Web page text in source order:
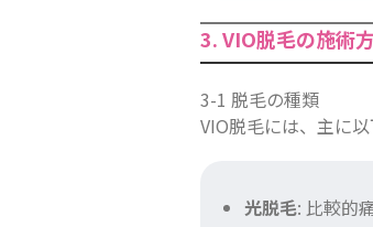
3. VIO脱毛の施術
3-1 脱毛の種類
VIO脱毛には、主に
光脱毛: 比較的